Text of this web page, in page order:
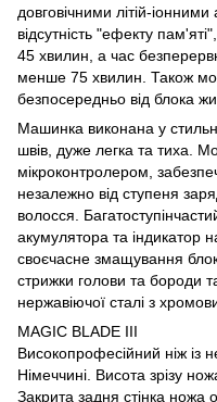
довговічними літій-
відсутність "ефекту
45 хвилин, а час
менше 75 хвилин. Також
безпосередньо від блока
Машинка виконана у
швів, дуже легка та тиха.
мікроконтролером,
незалежно від ступеня
волосся.
акумулятора та індикатор
своєчасне змащування
стрижки голови та бороди
нержавіючої сталі з
MAGIC BLADE III
Високопрофесійний ніж із
Німеччині. Висота зрізу
Закрита задня стінка ножа